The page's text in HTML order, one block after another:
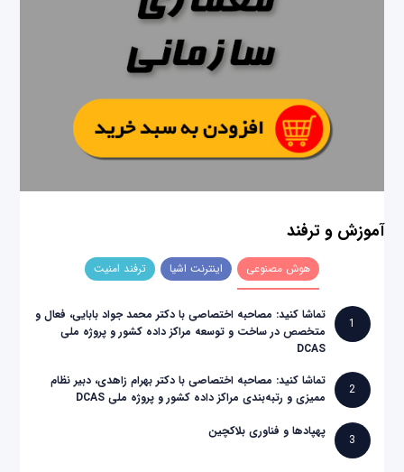
آموزش و ترفند
هوش مصنوعی اینترنت اشیا ترفند امنیت
1
تماشا کنید: مصاحبه اختصاصی با دکتر محمد جواد بابایی، فعال و
متخصص در ساخت و توسعه مراکز داده کشور و پروژه ملی
DCAS
2
تماشا کنید: مصاحبه اختصاصی با دکتر بهرام زاهدی، دبیر نظام
ممیزی و رتبه‌بندی مراکز داده کشور و پروژه ملی DCAS
3
پهپادها و فناوری بلاکچین